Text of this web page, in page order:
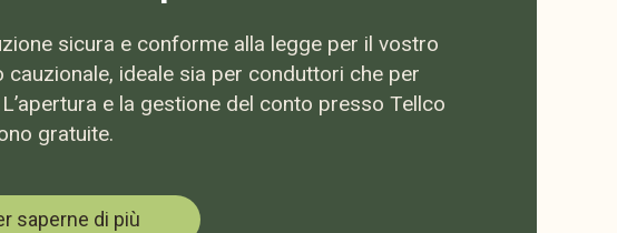
sicura e conforme alla legge per il vostro
cauzionale, ideale sia per conduttori che per
e la gestione del conto presso Tellco
gratuite.
saperne di più